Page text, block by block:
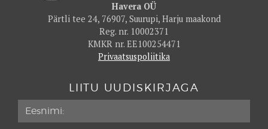
Havera OÜ
Pärtli tee 24, 76907, Suurupi, Harju maakond
Reg. nr. 10002371
KMKR nr. EE100254471
Privaatsuspoliitika
LIITU UUDISKIRJAGA